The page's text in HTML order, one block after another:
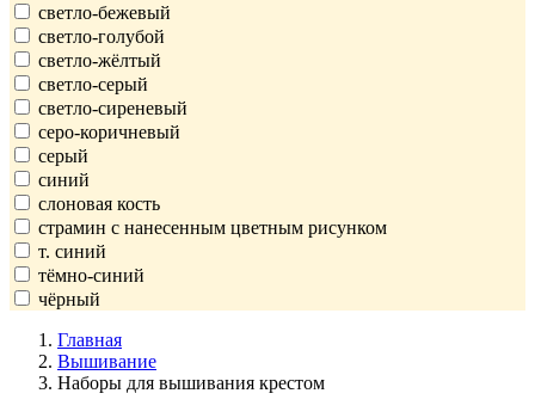
светло-бежевый
светло-голубой
светло-жёлтый
светло-серый
светло-сиреневый
серо-коричневый
серый
синий
слоновая кость
страмин с нанесенным цветным рисунком
т. синий
тёмно-синий
чёрный
Главная
Вышивание
Наборы для вышивания крестом